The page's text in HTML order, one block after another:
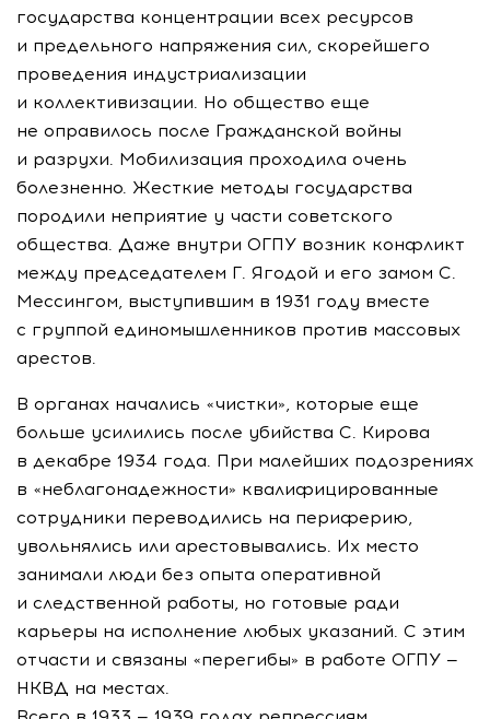
государства концентрации всех ресурсов
и предельного напряжения сил, скорейшего
проведения индустриализации
и коллективизации. Но общество еще
не оправилось после Гражданской войны
и разрухи. Мобилизация проходила очень
болезненно. Жесткие методы государства
породили неприятие у части советского
общества. Даже внутри ОГПУ возник конфликт
между председателем Г. Ягодой и его замом С.
Мессингом, выступившим в 1931 году вместе
с группой единомышленников против массовых
арестов.
В органах начались «чистки», которые еще
больше усилились после убийства С. Кирова
в декабре 1934 года. При малейших подозрениях
в «неблагонадежности» квалифицированные
сотрудники переводились на периферию,
увольнялись или арестовывались. Их место
занимали люди без опыта оперативной
и следственной работы, но готовые ради
карьеры на исполнение любых указаний. С этим
отчасти и связаны «перегибы» в работе ОГПУ —
НКВД на местах.